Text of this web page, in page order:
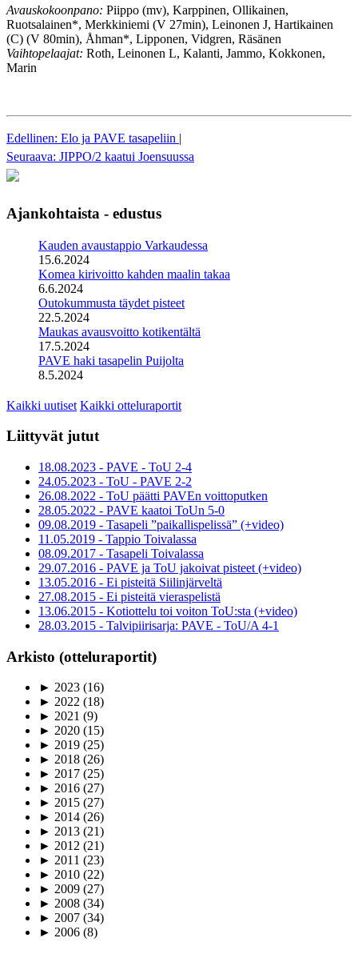
Avauskokoonpano: Piippo (mv), Karppinen, Ollikainen,
Ruotsalainen*, Merkkiniemi (V 27min), Leinonen J, Hartikainen
(C) (V 80min), Åhman*, Lipponen, Vidgren, Räsänen
Vaihtopelaajat: Roth, Leinonen L, Kalanti, Jammo, Kokkonen,
Marin
Edellinen: Elo ja PAVE tasapeliin |
Seuraava: JIPPO/2 kaatui Joensuussa
Ajankohtaista - edustus
Kauden avaustappio Varkaudessa
15.6.2024
Komea kirivoitto kahden maalin takaa
6.6.2024
Outokummusta täydet pisteet
22.5.2024
Maukas avausvoitto kotikentältä
17.5.2024
PAVE haki tasapelin Puijolta
8.5.2024
Kaikki uutiset Kaikki otteluraportit
Liittyvät jutut
18.08.2023 - PAVE - ToU 2-4
24.05.2023 - ToU - PAVE 2-2
26.08.2022 - ToU päätti PAVEn voittoputken
28.05.2022 - PAVE kaatoi ToUn 5-0
09.08.2019 - Tasapeli ”paikallispelissä” (+video)
11.05.2019 - Tappio Toivalassa
08.09.2017 - Tasapeli Toivalassa
29.07.2016 - PAVE ja ToU jakoivat pisteet (+video)
13.05.2016 - Ei pisteitä Siilinjärveltä
27.08.2015 - Ei pisteitä vieraspelistä
13.06.2015 - Kotiottelu toi voiton ToU:sta (+video)
28.03.2015 - Talvipiirisarja: PAVE - ToU/A 4-1
Arkisto (otteluraportit)
► 2023 (16)
► 2022 (18)
► 2021 (9)
► 2020 (15)
► 2019 (25)
► 2018 (26)
► 2017 (25)
► 2016 (27)
► 2015 (27)
► 2014 (26)
► 2013 (21)
► 2012 (21)
► 2011 (23)
► 2010 (22)
► 2009 (27)
► 2008 (34)
► 2007 (34)
► 2006 (8)